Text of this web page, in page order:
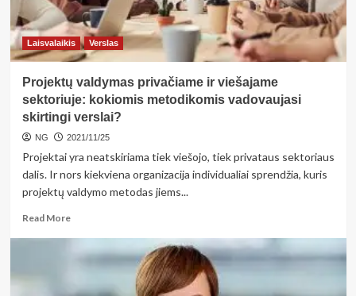
asortimentas
Laisvalaikis Verslas
Projektų valdymas privačiame ir viešajame
sektoriuje: kokiomis metodikomis vadovaujasi
skirtingi verslai?
NG 2021/11/25
Projektai yra neatskiriama tiek viešojo, tiek privataus sektoriaus
dalis. Ir nors kiekviena organizacija individualiai sprendžia, kuris
projektų valdymo metodas jiems...
Read MoreRead
privačiame